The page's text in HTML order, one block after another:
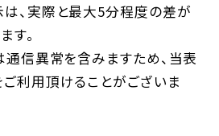
、実際と最大5分程度の差が
す。
通信異常を含みますため、当表
利用頂けることがございま